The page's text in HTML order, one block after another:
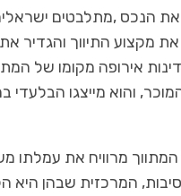
הנכס ,מתלבטים
מקצוע התיווך והגדיר
אירופה מקומו של
והוא מייצגו
מרוויח את עמלתו
המרכזית שבהן היא
אדריכלות
שבו